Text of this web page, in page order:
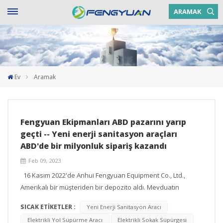
ARAMAK
Ev Aramak
Fengyuan Ekipmanları ABD pazarını yarıp
geçti -- Yeni enerji sanitasyon araçları
ABD'de bir milyonluk sipariş kazandı
Feb 09, 2023
16 Kasım 2022'de Anhui Fengyuan Equipment Co., Ltd.,
Amerikalı bir müşteriden bir depozito aldı. Mevduatın
Devletleri pazarına resmi girişi işaret ediyor. C19 ikinci nesil
SICAK ETİKETLER :
Yeni Enerji Sanitasyon Aracı
Elektrikli Yol Süpürme Aracı
Elektrikli Sokak Süpürgesi